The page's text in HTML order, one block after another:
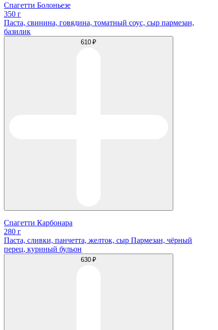
Спагетти Болоньезе
350 г
Паста, свинина, говядина, томатный соус, сыр пармезан,
базилик
610 ₽
Спагетти Карбонара
280 г
Паста, сливки, панчетта, желток, сыр Пармезан, чёрный
перец, куриный бульон
630 ₽